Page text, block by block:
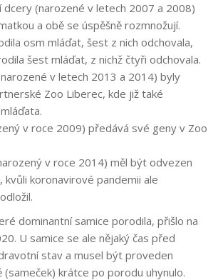
dcery (narozené v letech 2007 a 2008)
a obě se úspěšně rozmnožují.
osm mláďat, šest z nich odchovala,
šest mláďat, z nichž čtyři odchovala.
v letech 2013 a 2014) byly
Zoo Liberec, kde již také
v roce 2009) předává své geny v Zoo
v roce 2014) měl být odvezen
kvůli koronavirové pandemii ale
dominantní samice porodila, přišlo na
U samice se ale nějaký čas před
stav a musel být proveden
(sameček) krátce po porodu uhynulo.